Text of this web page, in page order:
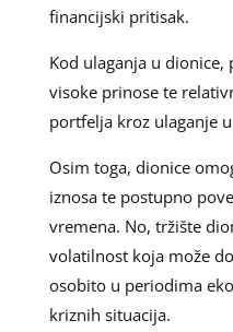
financijski pritisak.
Kod ulaganja u
visoke prinose te
portfelja kroz ulaganje
Osim toga, dionice
iznosa te postupno
vremena. No, tržište
volatilnost koja može
osobito u periodima
kriznih situacija.